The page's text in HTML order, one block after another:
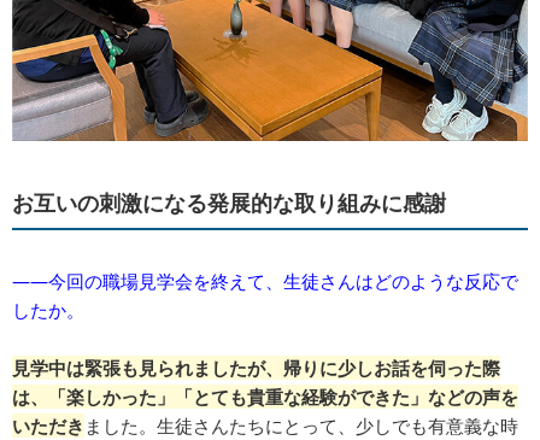
お互いの刺激になる発展的な取り組みに感謝
――今回の職場見学会を終えて、生徒さんはどのような反応で
したか。
見学中は緊張も見られましたが、帰りに少しお話を伺った際
は、「楽しかった」「とても貴重な経験ができた」などの声を
いただき ました。生徒さんたちにとって、少しでも有意義な時